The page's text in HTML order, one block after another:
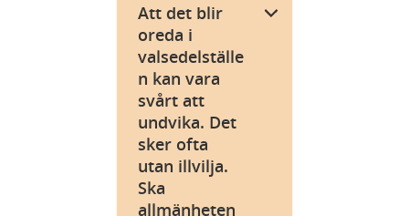
Att det blir
oreda i
valsedelställe
n kan vara
svårt att
undvika. Det
sker ofta
utan illvilja.
Ska
allmänheten